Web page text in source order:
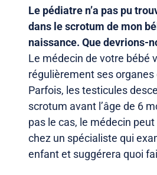
Le pédiatre n’a pas pu
dans le scrotum de mon
naissance. Que devrions-
Le médecin de votre bébé
régulièrement ses organes
Parfois, les testicules
scrotum avant l’âge de 6
pas le cas, le médecin
chez un spécialiste qui
enfant et suggérera quoi